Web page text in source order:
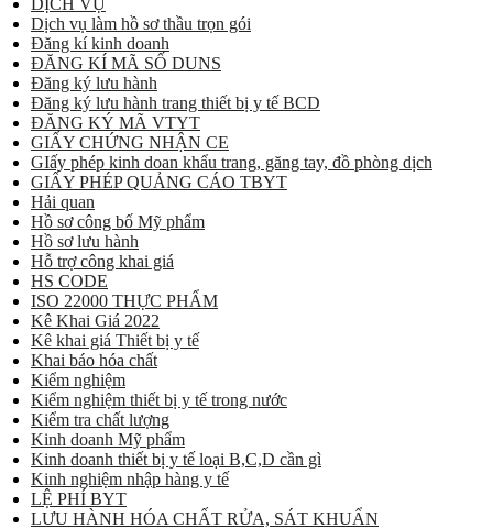
Dịch vụ làm hồ sơ thầu trọn gói
Đăng kí kinh doanh
ĐĂNG KÍ MÃ SỐ DUNS
Đăng ký lưu hành
Đăng ký lưu hành trang thiết bị y tế BCD
ĐĂNG KÝ MÃ VTYT
GIẤY CHỨNG NHẬN CE
GIấy phép kinh doan khẩu trang, găng tay, đồ phòng dịch
GIẤY PHÉP QUẢNG CÁO TBYT
Hải quan
Hồ sơ công bố Mỹ phẩm
Hồ sơ lưu hành
Hỗ trợ công khai giá
HS CODE
ISO 22000 THỰC PHẨM
Kê Khai Giá 2022
Kê khai giá Thiết bị y tế
Khai báo hóa chất
Kiểm nghiệm
Kiểm nghiệm thiết bị y tế trong nước
Kiểm tra chất lượng
Kinh doanh Mỹ phẩm
Kinh doanh thiết bị y tế loại B,C,D cần gì
Kinh nghiệm nhập hàng y tế
LỆ PHÍ BYT
LƯU HÀNH HÓA CHẤT RỬA, SÁT KHUẨN